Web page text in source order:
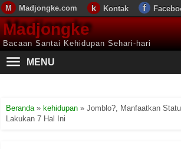
Madjongke.com Kontak
Madjongke
Bacaan Santai Kehidupan Sehari-hari
MENU
Beranda» kehidupan » Jomblo?, Manfaatkan
Lakukan 7 Hal Ini